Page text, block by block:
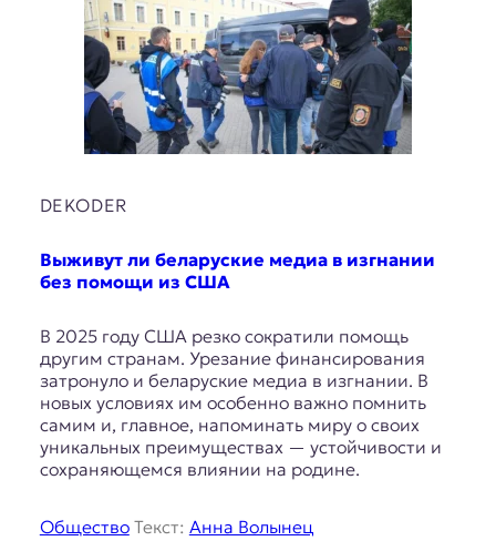
DEKODER
Выживут ли беларуские медиа в изгнании
без помощи из США
В 2025 году США резко сократили помощь
другим странам. Урезание финансирования
затронуло и беларуские медиа в изгнании. В
новых условиях им особенно важно помнить
самим и, главное, напоминать миру о своих
уникальных преимуществах — устойчивости и
сохраняющемся влиянии на родине.
ОбществоТекст: Анна Волынец